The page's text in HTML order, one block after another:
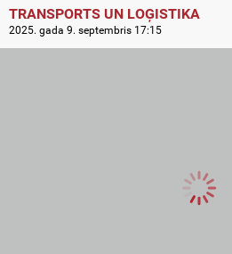
TRANSPORTS UN LOĢISTIKA
2025. gada 9. septembris 17:15